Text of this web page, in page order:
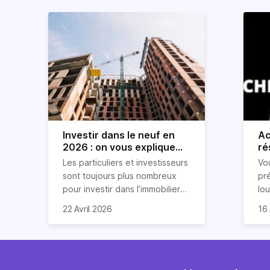
Investir dans le neuf en
2026 : on vous explique
tout !
Les particuliers et investisseurs
sont toujours plus nombreux
pour investir dans l’immobilier
expliquons tout dans cet
22 Avril 2026 16